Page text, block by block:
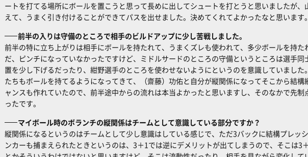
ートを打てる場所にボールを置こうと思って長めに出してシュートを打とうと思いましたが、
えて、うまく引き付けることができてパスを出せました。決めてくれてよかったなと思います。
前半の入りは守備のところで相手のビルドアップに少し苦戦しました。
前半の特に立ち上がりは相手にボールを持たれて、うまくズレも使われて、多少ボールを持た
だ、ピンチになっていなかったですけど、ミドルサードのところの守備というところは選手同
置を少し下げるだったり、紺野選手のところを使わせないようにというのを意識していました
たちもボールを持てるようになってきて、（齋藤）功佑と自分が縦関係になってそこから結構
ャンスも作れていたので、前半途中からの流れは本当よかったと思いますし、そのなかで先制
ったです。
マイボール時のボランチの縦関係はチームとして意識している部分ですか？
縦関係になるというのはチームとして少し意識はしている感じで、ただ3バックに結構プレッ
ンカーも捕まえられたときというのは、3＋1では逆にデメリットが出てしまうので、そこは3